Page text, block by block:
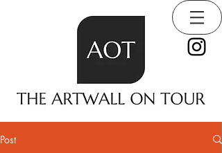
Post